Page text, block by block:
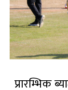
प्रारम्भिक